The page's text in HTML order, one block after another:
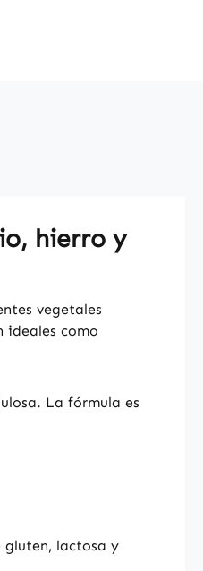
hierro y
vegetales
ideales como
La fórmula es
gluten, lactosa y